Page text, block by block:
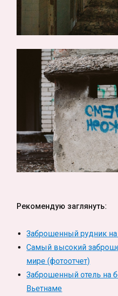
Рекомендую заглянуть:
Заброшенный рудник на
Самый высокий
мире (фотоотчет)
Заброшенный отель на
Вьетнаме